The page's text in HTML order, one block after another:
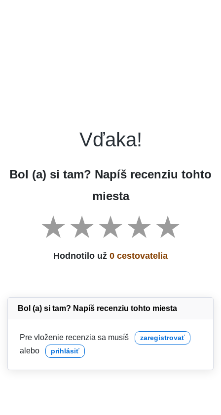
Vďaka!
Bol (a) si tam? Napíš recenziu tohto
miesta
Hodnotilo už 0 cestovatelia
Bol (a) si tam? Napíš recenziu tohto miesta
Pre vloženie recenzia sa musíš zaregistrovať
alebo prihlásiť